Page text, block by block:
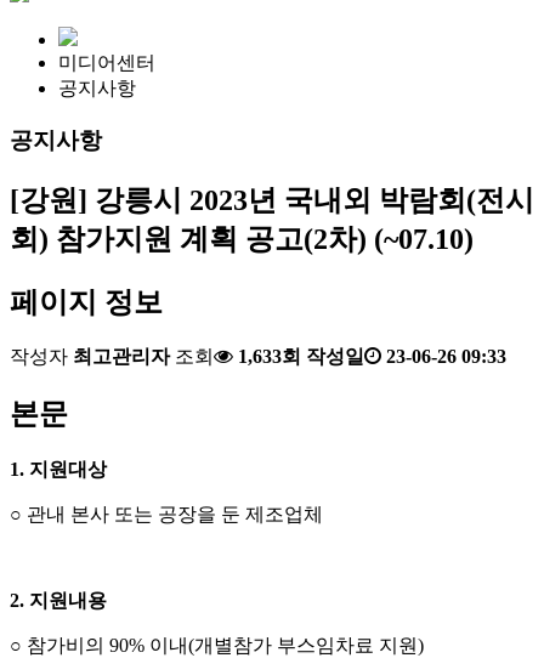
미디어센터
공지사항
공지사항
[강원] 강릉시 2023년 국내외 박람회(전시
회) 참가지원 계획 공고(2차) (~07.10)
페이지 정보
작성자 최고관리자 조회 1,633회 작성일 23-06-26 09:33
본문
1. 지원대상
○ 관내 본사 또는 공장을 둔 제조업체
2. 지원내용
○ 참가비의 90% 이내(개별참가 부스임차료 지원)